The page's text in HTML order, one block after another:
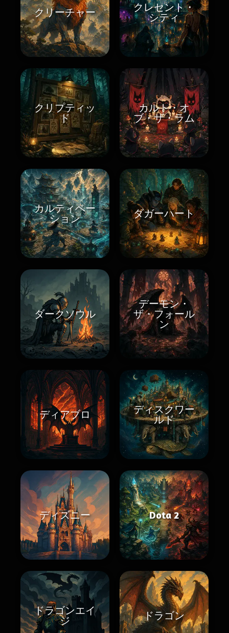
クリーチャー
クレセント・
シティ
クリプティッ
ド
カルト・オ
ブ・ザ・ラム
カルティベー
ション
ダガーハート
ダークソウル
デーモン・
ザ・フォール
ン
ディアブロ
ディスクワー
ルド
ディズニー Dota 2
ドラゴンエイ
ジ
ドラゴン